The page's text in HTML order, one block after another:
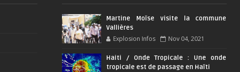
Martine Moïse visite la commune
Vallières
Explosion Infos Nov 04, 2021
Haiti / Onde Tropicale : Une onde
tropicale est de passage en Haïti